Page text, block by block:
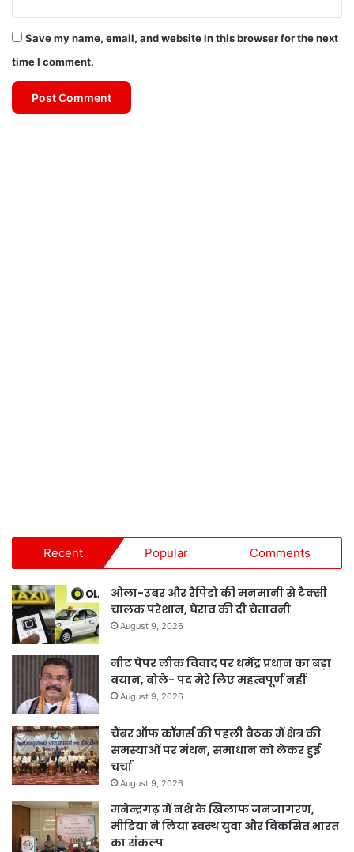
Save my name, email, and website in this browser for the next
time I comment.
Recent Popular Comments
ओला-उबर और रैपिडो की मनमानी से टैक्सी
चालक परेशान, घेराव की दी चेतावनी
August 9, 2026
नीट पेपर लीक विवाद पर धर्मेंद्र प्रधान का बड़ा
बयान, बोले- पद मेरे लिए महत्वपूर्ण नहीं
August 9, 2026
चैंबर ऑफ कॉमर्स की पहली बैठक में क्षेत्र की
समस्याओं पर मंथन, समाधान को लेकर हुई
चर्चा
August 9, 2026
मनेन्द्रगढ़ में नशे के खिलाफ जनजागरण,
मीडिया ने लिया स्वस्थ युवा और विकसित भारत
का संकल्प